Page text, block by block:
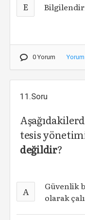
E
0 Yorum
11.Soru
tesis
değildir?
A
Güvenlik
olarak